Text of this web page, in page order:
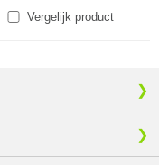
Vergelijk product